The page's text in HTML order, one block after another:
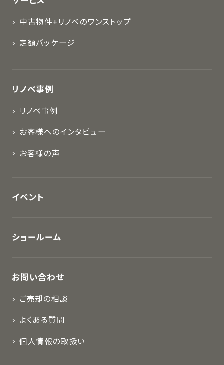
中古物件+リノベのワンストップ
定額パッケージ
リノベ事例
リノベ事例
お客様へのインタビュー
お客様の声
イベント
ショールーム
お問い合わせ
ご売却の相談
よくある質問
個人情報の取扱い